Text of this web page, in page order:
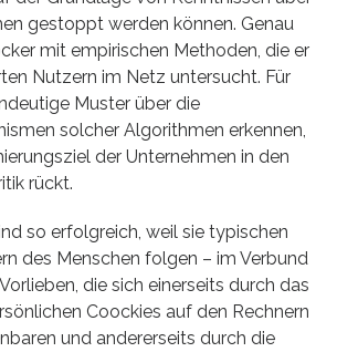
gestoppt werden können. Genau
mit empirischen Methoden, die er
Nutzern im Netz untersucht. Für
Muster über die
solcher Algorithmen erkennen,
der Unternehmen in den
rückt.
so erfolgreich, weil sie typischen
des Menschen folgen – im Verbund
die sich einerseits durch das
Coockies auf den Rechnern
und andererseits durch die